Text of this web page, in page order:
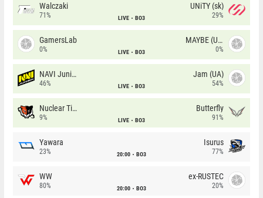
Walczaki
71% LIVE BO3
UNiTY (sk)
29%
GamersLab
0% LIVE BO3
MAYBE (UA)
0%
NAVI Junior
46% LIVE BO3
Jam (UA)
54%
Nuclear TigeRES
9% LIVE BO3
Butterfly
91%
Yawara
23% 20:00 BO3
Isurus
77%
WW
80% 20:00 BO3
ex-RUSTEC
20%